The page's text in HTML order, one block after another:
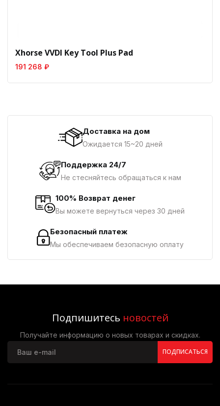
Xhorse VVDI Key Tool Plus Pad
191 268 ₽
Доставка на дом
Ожидается 15~20 дней
Поддержка 24/7
Не стесняйтесь обращаться к нам
100% Возврат денег
Вы можете вернуться через 30 дней
Безопасный платеж
Мы обеспечиваем безопасную оплату
Подпишитесь новостей
Получайте информацию о новых товарах и скидках.
ПОДПИСАТЬСЯ